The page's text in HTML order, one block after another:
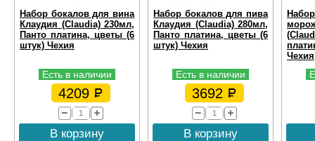
Набор бокалов для вина
Клаудия (Claudia) 230мл,
Панто платина, цветы (6
штук) Чехия
Есть в наличии
4209
В корзину
Набор бокалов для пива
Клаудия (Claudia) 280мл,
Панто платина, цветы (6
штук) Чехия
Есть в наличии
3692
В корзину
Чехия